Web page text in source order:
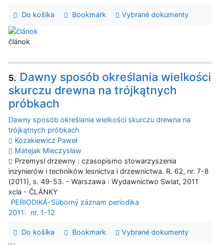
Do košíka Bookmark Vybrané dokumenty
článok
5. Dawny sposób określania wielkości
skurczu drewna na trójkątnych
próbkach
Dawny sposób określania wielkości skurczu drewna na
trójkątnych próbkach
Kozakiewicz Paweł
Matejak Mieczysław
Przemysl drzewny : czasopismo stowarzyszenia
inzynierów i techników lesnictva i drzewnictwa. R. 62, nr. 7-8
(2011), s. 49-53. - Warszawa : Wydawnictwo Swiat, 2011
xcla - ČLÁNKY
PERIODIKÁ-Súborný záznam periodika
2011:
nr. 1-12
Do košíka Bookmark Vybrané dokumenty